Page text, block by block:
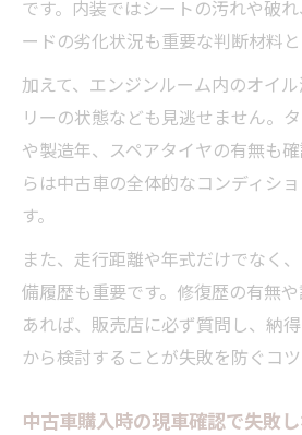
です。内装ではシートの汚れや破
ードの劣化状況も重要な判断材料と
加えて、エンジンルーム内のオイ
リーの状態なども見逃せません。
や製造年、スペアタイヤの有無も
らは中古車の全体的なコンディシ
す。
また、走行距離や年式だけでなく
備履歴も重要です。修復歴の有無
あれば、販売店に必ず質問し、納
から検討することが失敗を防ぐコツ
中古車購入時の現車確認で失敗